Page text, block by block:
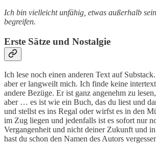
Ich bin vielleicht unfähig, etwas außerhalb
begreifen.
Erste Sätze und Nostalgie
Ich lese noch einen anderen Text auf
aber er langweilt mich. Ich finde keine
andere Bezüge. Er ist ganz angenehm zu
aber … es ist wie ein Buch, das du liest und
und stellst es ins Regal oder wirfst es in den
im Zug liegen und jedenfalls ist es sofort nur
Vergangenheit und nicht deiner Zukunft und
hast du schon den Namen des Autors